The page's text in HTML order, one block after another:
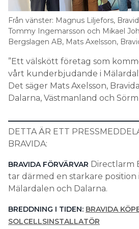
Search for:
SEARCH
Från vänster: Magnus Liljefors,
Tommy Ingemarsson och Mikael
Bergslagen AB, Mats Axelsson,
”Ett välskött företag som
vårt kunderbjudande i
Det säger Mats Axelsson,
Dalarna, Västmanland och
DETTA ÄR ETT
BRAVIDA:
BRAVIDA FÖRVÄRVAR Directlarm
tar därmed en starkare position
Mälardalen och Dalarna.
BREDDNING I TIDEN: BRAVIDA
SOLCELLSINSTALLATÖR